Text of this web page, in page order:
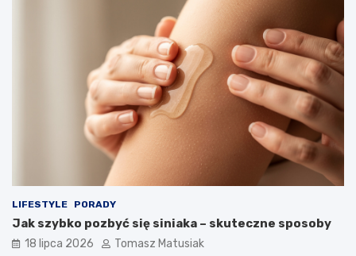
LIFESTYLE PORADY
Jak szybko pozbyć się siniaka – skuteczne sposoby
18 lipca 2026 Tomasz Matusiak